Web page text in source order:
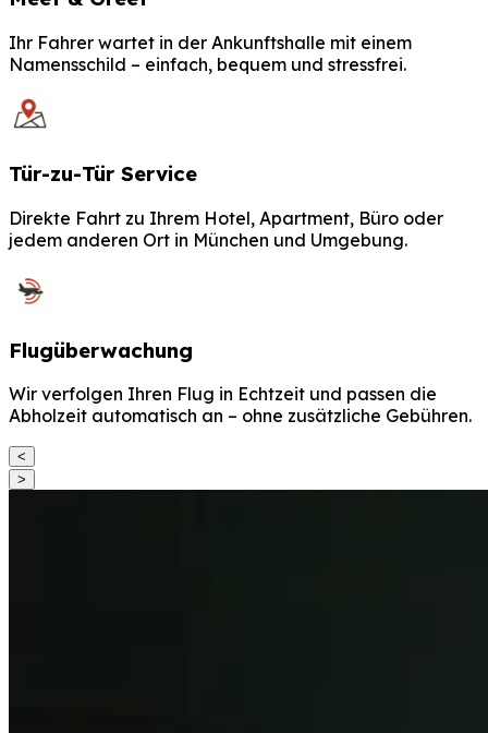
Ihr Fahrer wartet in der Ankunftshalle mit einem
Namensschild – einfach, bequem und stressfrei.
Tür-zu-Tür Service
Direkte Fahrt zu Ihrem Hotel, Apartment, Büro oder
jedem anderen Ort in München und Umgebung.
Flugüberwachung
Wir verfolgen Ihren Flug in Echtzeit und passen die
Abholzeit automatisch an – ohne zusätzliche Gebühren.
<
>